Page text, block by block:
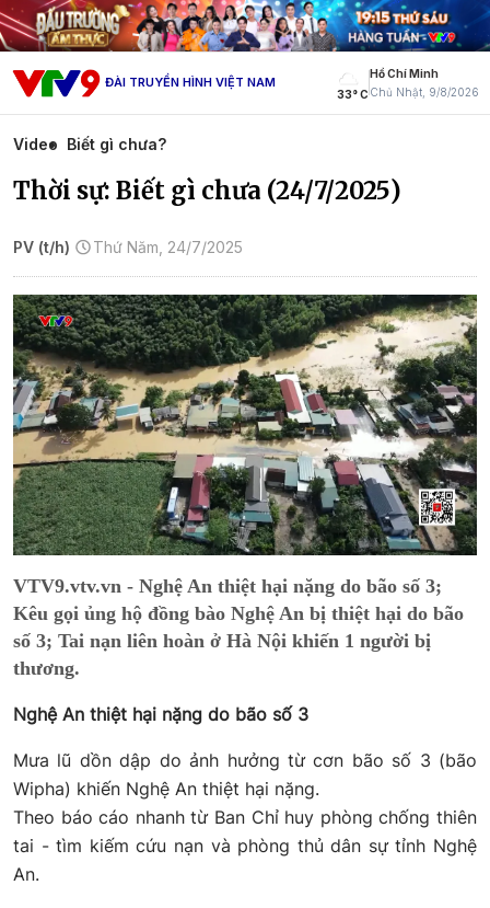
ĐÀI TRUYỀN HÌNH VIỆT NAM
33° C
Hồ Chí Minh
Chủ Nhật, 9/8/2026
Video Biết gì chưa?
Thời sự: Biết gì chưa (24/7/2025)
PV (t/h) Thứ Năm, 24/7/2025
VTV9.vtv.vn - Nghệ An thiệt hại nặng do bão số 3;
Kêu gọi ủng hộ đồng bào Nghệ An bị thiệt hại do bão
số 3; Tai nạn liên hoàn ở Hà Nội khiến 1 người bị
thương.
Nghệ An thiệt hại nặng do bão số 3
Mưa lũ dồn dập do ảnh hưởng từ cơn bão số 3 (bão
Wipha) khiến Nghệ An thiệt hại nặng.
Theo báo cáo nhanh từ Ban Chỉ huy phòng chống thiên
tai - tìm kiếm cứu nạn và phòng thủ dân sự tỉnh Nghệ
An.